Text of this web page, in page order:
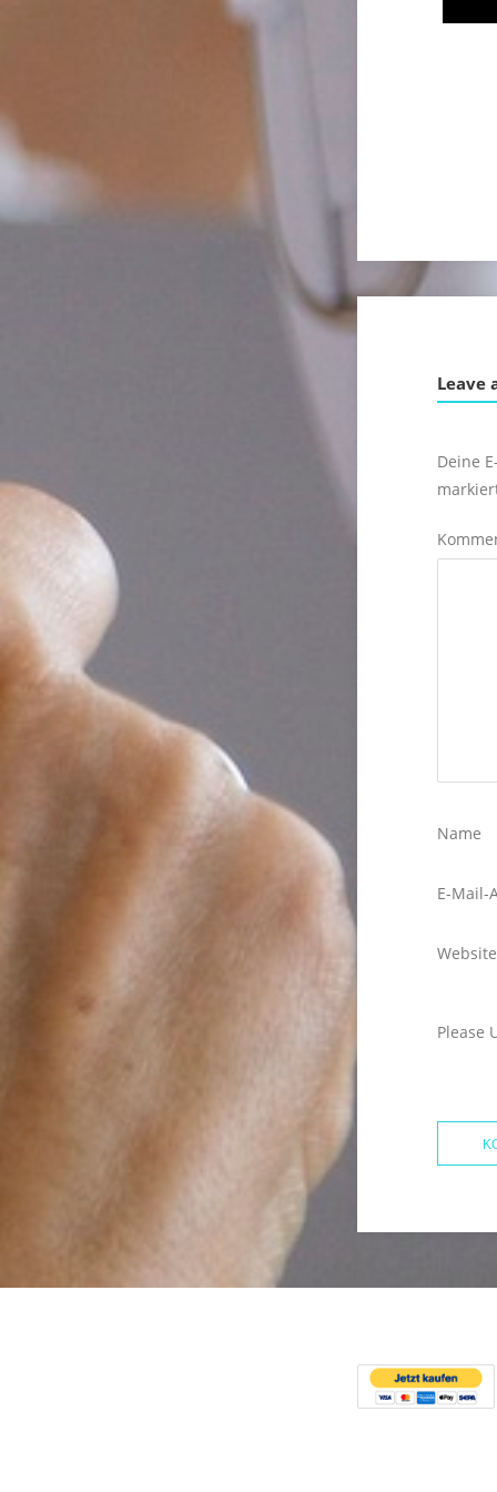
Leave
Deine
Name
E-Mail-
Website
Please